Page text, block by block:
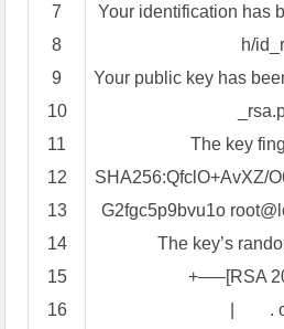
7
8
9
10
11
12
13
14
15
16
Your identification has
h/id
Your public key has
rsa.
The key
SHA256:QfclO+AvXZ/
G2fgc5p9bvu1o root@
Thekey’s
+—–[RSA
.